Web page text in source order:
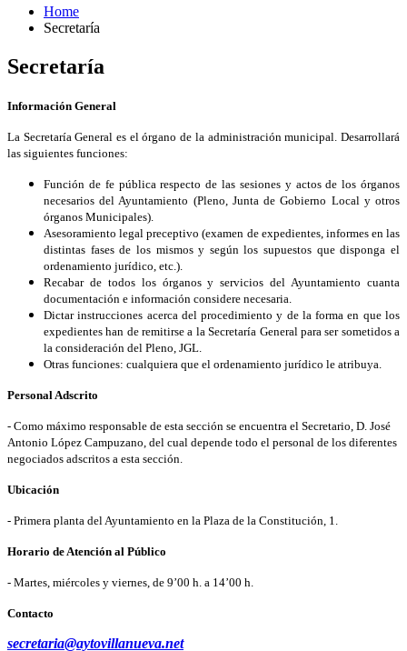
Home
Secretaría
Secretaría
Información General
La Secretaría General es el órgano de la administración municipal. Desarrollará
las siguientes funciones:
Función de fe pública respecto de las sesiones y actos de los órganos
necesarios del Ayuntamiento (Pleno, Junta de Gobierno Local y otros
órganos Municipales).
Asesoramiento legal preceptivo (examen de expedientes, informes en las
distintas fases de los mismos y según los supuestos que disponga el
ordenamiento jurídico, etc.).
Recabar de todos los órganos y servicios del Ayuntamiento cuanta
documentación e información considere necesaria.
Dictar instrucciones acerca del procedimiento y de la forma en que los
expedientes han de remitirse a la Secretaría General para ser sometidos a
la consideración del Pleno, JGL.
Otras funciones: cualquiera que el ordenamiento jurídico le atribuya.
Personal Adscrito
- Como máximo responsable de esta sección se encuentra el Secretario, D. José
Antonio López Campuzano, del cual depende todo el personal de los diferentes
negociados adscritos a esta sección.
Ubicación
- Primera planta del Ayuntamiento en la Plaza de la Constitución, 1.
Horario de Atención al Público
- Martes, miércoles y viernes, de 9’00 h. a 14’00 h.
Contacto
secretaria@aytovillanueva.net